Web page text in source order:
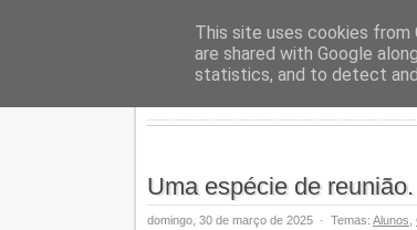
Uma espécie de reunião.
domingo, 30 de março de 2025 · Temas: Alunos
This site uses cookies from
are shared with Google
statistics, and to detect